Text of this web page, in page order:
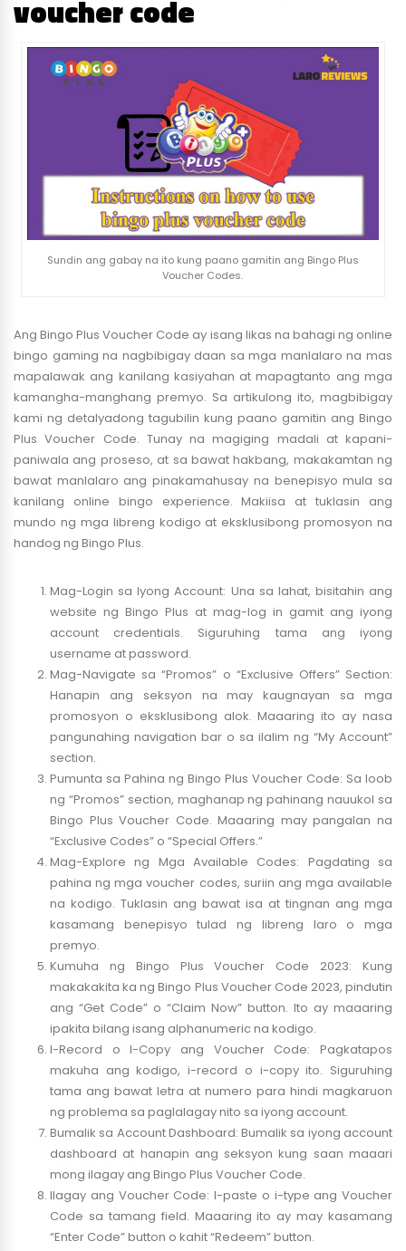
voucher code
Sundin ang gabay na ito kung paano gamitin ang Bingo Plus
Voucher Codes.
Ang Bingo Plus Voucher Code ay isang likas na bahagi ng online
bingo gaming na nagbibigay daan sa mga manlalaro na mas
mapalawak ang kanilang kasiyahan at mapagtanto ang mga
kamangha-manghang premyo. Sa artikulong ito, magbibigay
kami ng detalyadong tagubilin kung paano gamitin ang Bingo
Plus Voucher Code. Tunay na magiging madali at kapani-
paniwala ang proseso, at sa bawat hakbang, makakamtan ng
bawat manlalaro ang pinakamahusay na benepisyo mula sa
kanilang online bingo experience. Makiisa at tuklasin ang
mundo ng mga libreng kodigo at eksklusibong promosyon na
handog ng Bingo Plus.
Mag-Login sa Iyong Account: Una sa lahat, bisitahin ang
website ng Bingo Plus at mag-log in gamit ang iyong
account credentials. Siguruhing tama ang iyong
username at password.
Mag-Navigate sa “Promos” o “Exclusive Offers” Section:
Hanapin ang seksyon na may kaugnayan sa mga
promosyon o eksklusibong alok. Maaaring ito ay nasa
pangunahing navigation bar o sa ilalim ng “My Account”
section.
Pumunta sa Pahina ng Bingo Plus Voucher Code: Sa loob
ng “Promos” section, maghanap ng pahinang nauukol sa
Bingo Plus Voucher Code. Maaaring may pangalan na
“Exclusive Codes” o “Special Offers.”
Mag-Explore ng Mga Available Codes: Pagdating sa
pahina ng mga voucher codes, suriin ang mga available
na kodigo. Tuklasin ang bawat isa at tingnan ang mga
kasamang benepisyo tulad ng libreng laro o mga
premyo.
Kumuha ng Bingo Plus Voucher Code 2023: Kung
makakakita ka ng Bingo Plus Voucher Code 2023, pindutin
ang “Get Code” o “Claim Now” button. Ito ay maaaring
ipakita bilang isang alphanumeric na kodigo.
I-Record o I-Copy ang Voucher Code: Pagkatapos
makuha ang kodigo, i-record o i-copy ito. Siguruhing
tama ang bawat letra at numero para hindi magkaruon
ng problema sa paglalagay nito sa iyong account.
Bumalik sa Account Dashboard: Bumalik sa iyong account
dashboard at hanapin ang seksyon kung saan maaari
mong ilagay ang Bingo Plus Voucher Code.
Ilagay ang Voucher Code: I-paste o i-type ang Voucher
Code sa tamang field. Maaaring ito ay may kasamang
“Enter Code” button o kahit “Redeem” button.